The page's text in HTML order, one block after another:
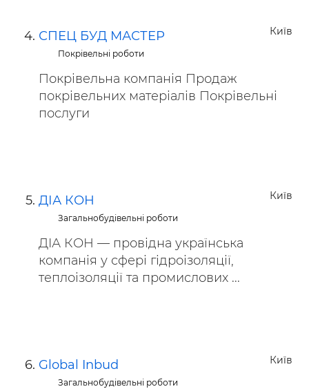
Київ
СПЕЦ БУД МАСТЕР
Покрівельні роботи
Покрівельна компанія Продаж
покрівельних матеріалів Покрівельні
послуги
Київ
ДІА КОН
Загальнобудівельні роботи
ДІА КОН — провідна українська
компанія у сфері гідроізоляції,
теплоізоляції та промислових ...
Київ
Global Inbud
Загальнобудівельні роботи